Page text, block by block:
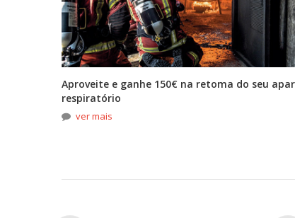
Aproveite e ganhe 150€ na retoma do seu
respiratório
ver mais